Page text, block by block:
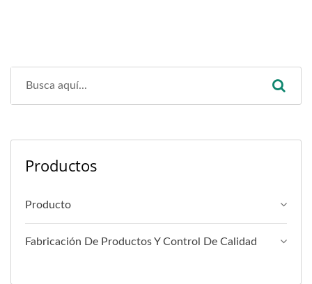
Productos
Producto
Fabricación De Productos Y Control De Calidad